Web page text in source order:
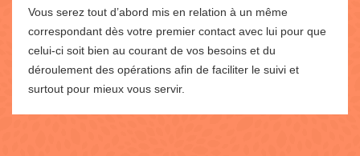
Vous serez tout d’abord mis en relation à un même
correspondant dès votre premier contact avec lui pour que
celui-ci soit bien au courant de vos besoins et du
déroulement des opérations afin de faciliter le suivi et
surtout pour mieux vous servir.